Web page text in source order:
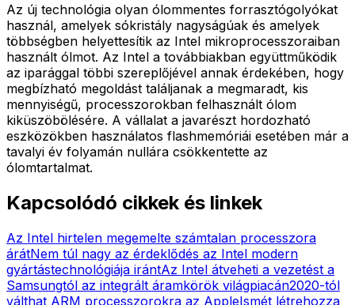
Az új technológia olyan ólommentes forrasztógolyókat
használ, amelyek sókristály nagyságúak és amelyek
többségben helyettesítik az Intel mikroprocesszoraiban
használt ólmot. Az Intel a továbbiakban együttműködik
az iparággal többi szereplőjével annak érdekében, hogy
megbízható megoldást találjanak a megmaradt, kis
mennyiségű, processzorokban felhasznált ólom
kiküszöbölésére. A vállalat a javarészt hordozható
eszközökben használatos flashmemóriái esetében már a
tavalyi év folyamán nullára csökkentette az
ólomtartalmat.
Kapcsolódó cikkek és linkek
Az Intel hirtelen megemelte számtalan processzora
árátNem túl nagy az érdeklődés az Intel modern
gyártástechnológiája irántAz Intel átveheti a vezetést a
Samsungtól az integrált áramkörök világpiacán2020-tól
válthat ARM processzorokra az AppleIsmét létrehozza